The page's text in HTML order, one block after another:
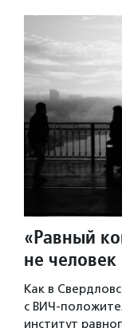
«Равный
не
Как в
с ВИЧ-
институт